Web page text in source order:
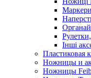
Інші
Пластиковая
Ножницы и
Ножницы